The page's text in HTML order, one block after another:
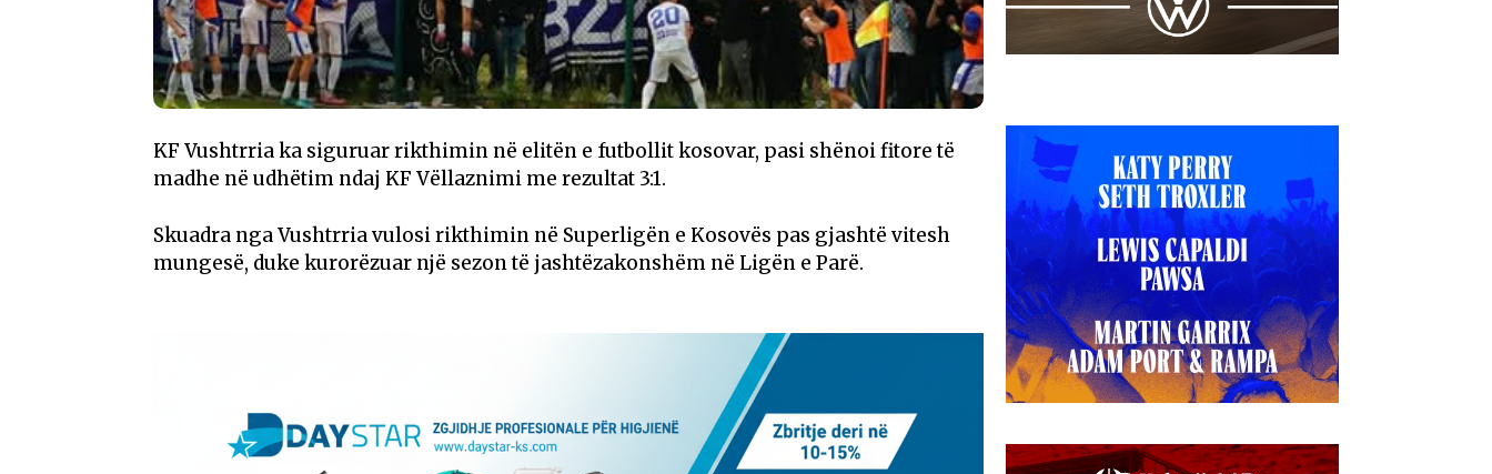
KF Vushtrriaka siguruar rikthimin në elitën e futbollit kosovar, pasi shënoi fitore të
madhe në udhëtim ndaj KF Vëllaznimi me rezultat 3:1.
Skuadra nga Vushtrria vulosi rikthimin në Superligën e Kosovës pas gjashtë vitesh
mungesë, duke kurorëzuar një sezon të jashtëzakonshëm në Ligën e Parë.